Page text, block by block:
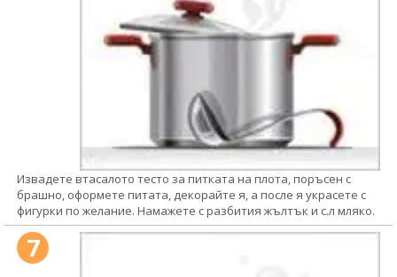
Извадете втасалото тесто за питката на плота, поръсен с
брашно, оформете питата, декорайте я, а после я украсете с
фигурки по желание. Намажете с разбития жълтък и с.л мляко.
7